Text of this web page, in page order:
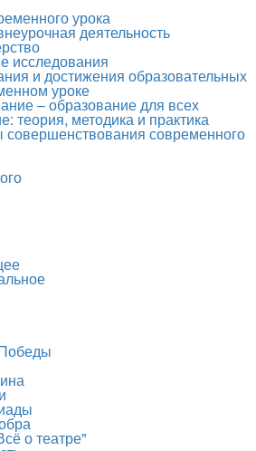
урока
деятельность
исследования
и достижения образовательных
уроке
– образование для всех
теория, методика и практика
современного
о театре"